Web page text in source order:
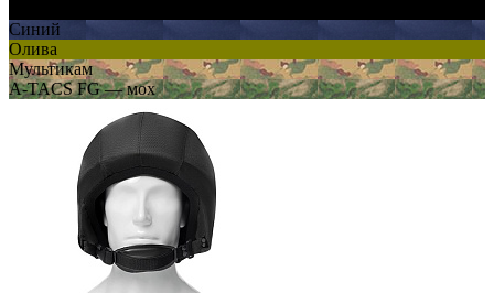
Синий
Олива
Мультикам
A-TACS FG — мох